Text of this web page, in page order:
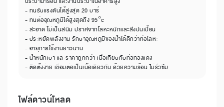
- ทนรับแรงดันได้สูงสุด 20 บาร์
- ทนต่ออุณหภูมิได้สูงสุดถึง 95°c
- สะอาด ไม่เป็นสนิม ปราศจากโลหะหนักและสิ่งปนเปื้อน
- ประหยัดพลังงาน รักษาอุณหภูมิของน้ำได้ดีกว่าท่อโลหะ
- อายุการใช้งานยาวนาน
- น้ำหนักเบา และราคาถูกกว่า เมื่อเทียบกับท่อทองแดง
- ติดตั้งง่าย เชื่อมต่อเป็นเนื้อเดียวกัน ด้วยความร้อน ไม่รั่วซึม
ไฟล์ดาวน์โหลด